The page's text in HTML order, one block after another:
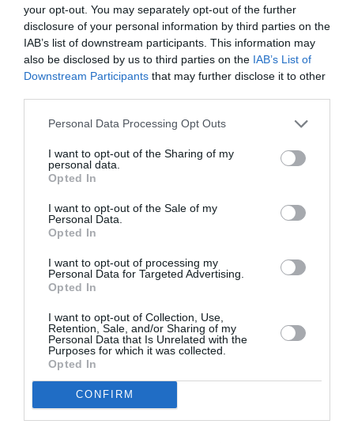
your opt-out. You may separately opt-out of the further
disclosure of your personal information by third parties on the
IAB’s list of downstream participants. This information may
also be disclosed by us to third parties on the IAB’s List of
Downstream Participants that may further disclose it to other
Personal Data Processing Opt Outs
I want to opt-out of the Sharing of my
personal data.
Opted In
I want to opt-out of the Sale of my
Personal Data.
Opted In
I want to opt-out of processing my
Personal Data for Targeted Advertising.
Opted In
I want to opt-out of Collection, Use,
Retention, Sale, and/or Sharing of my
Personal Data that Is Unrelated with the
Purposes for which it was collected.
Opted In
CONFIRM
Πανεπιστήμιο Αιγαίου (Ελλάδα), το Πανεπιστήμιο του
Amsterdam (Ολλανδία), τον καλλιτεχνικό φορέα Arts
Cabinet (Ηνωμένο Βασίλειο) και τον οργανισμό Raketa
(Σουηδία) διοργανώνουν την εναρκτήρια δράση του
Τέλος, δεν θα μπορούσε από τη φετινή επετειακή
έκδοση του φεστιβάλ να λείπει το πρώτο τουπάρτυ
όπου θα σβήσει δέκα κεράκια. Μουσικές, χορός,
συζητήσεις και συγκίνηση θα φιλοξενηθούν στο Booze
σε μία εορταστική βραδιά!
Προβολές, καλεσμένοι, εικαστικά δρώμενα και χορός
κάνουν το 10ο Φεστιβάλ Εθνογραφικού
Κινηματογράφου πιο πλούσιο από ποτέ!
Συντελεστές
ΔΙΟΡΓΑΝΩΣΗ:ΑΜΚΕ ΑΝΘΡΩΠΟΛΟΓΙΚΗ ΕΤΑΙΡΕΙΑ
ΑΘΗΝΩΝ – ETHNOFEST
ΥΠΟ ΤΗΝ ΑΙΓΙΔΑ του Υπουργείου Πολιτισμού &
Αθλητισμού